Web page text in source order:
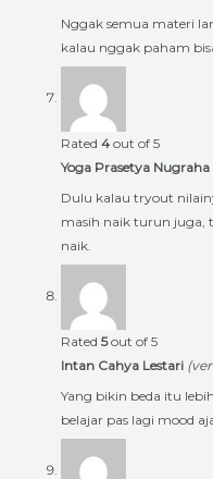
Nggak semua materi
kalau nggak paham
Rated 4 out of 5
Yoga Prasetya Nugraha
Dulu kalau tryout
masih naik turun juga,
naik.
Rated 5out of 5
Intan Cahya Lestari
Yang bikin beda itu
belajar pas lagi mood